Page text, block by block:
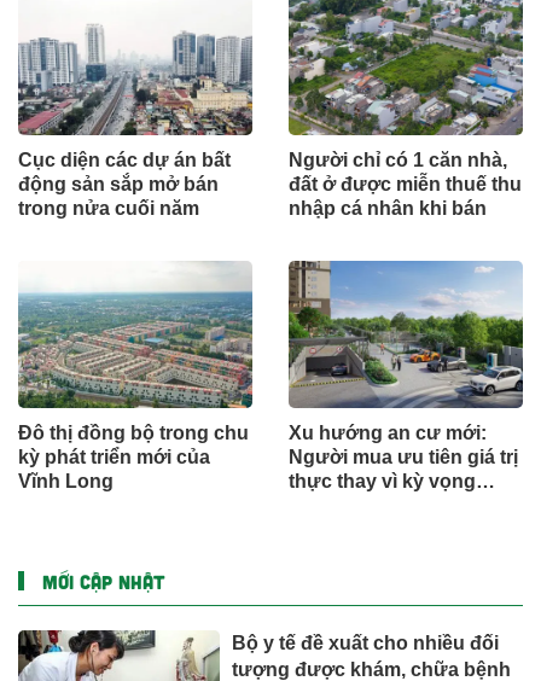
Cục diện các dự án bất
động sản sắp mở bán
trong nửa cuối năm
Người chỉ có 1 căn nhà,
đất ở được miễn thuế thu
nhập cá nhân khi bán
Đô thị đồng bộ trong chu
kỳ phát triển mới của
Vĩnh Long
Xu hướng an cư mới:
Người mua ưu tiên giá trị
thực thay vì kỳ vọng
MỚI CẬP NHẬT
Bộ y tế đề xuất cho nhiều đối
tượng được khám, chữa bệnh